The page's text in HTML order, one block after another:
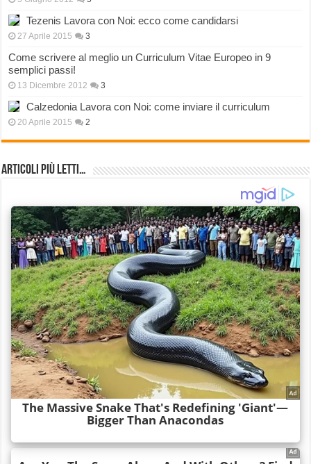
Tezenis Lavora con Noi: ecco come candidarsi
27 Aprile 2015 3
Come scrivere al meglio un Curriculum Vitae Europeo in 9
semplici passi!
13 Dicembre 2012 3
Calzedonia Lavora con Noi: come inviare il curriculum
20 Aprile 2015 2
Articoli più Letti…